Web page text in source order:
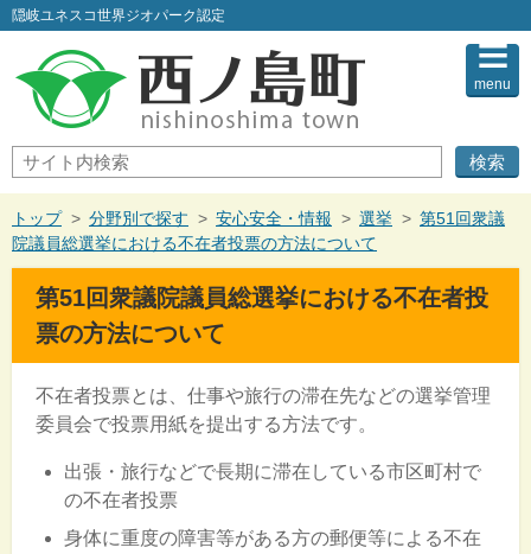
このページの本文へ
隠岐ユネスコ世界ジオパーク認定
サ
イ
ト
内
検
索
menu
現
在
の
置：
トップ > 分野別で探す > 安心安全・情報 > 選挙 > 第51回衆議
院議員総選挙における不在者投票の方法について
第51回衆議院議員総選挙における不在者投
票の方法について
不在者投票とは、仕事や旅行の滞在先などの選挙管理
委員会で投票用紙を提出する方法です。
出張・旅行などで長期に滞在している市区町村で
の不在者投票
身体に重度の障害等がある方の郵便等による不在